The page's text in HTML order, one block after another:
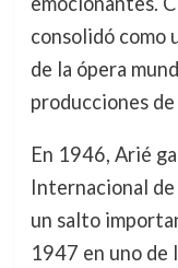
consolidó como
de la ópera
producciones
En 1946, Arié
Internacional
un salto
1947 en uno de